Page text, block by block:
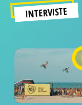
INTERVISTE